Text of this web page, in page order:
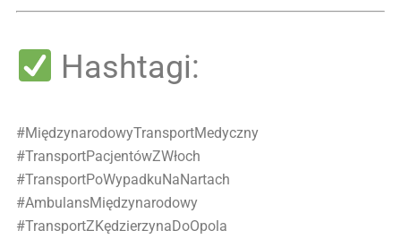
Hashtagi:
#MiędzynarodowyTransportMedyczny
#TransportPacjentówZWłoch
#TransportPoWypadkuNaNartach
#AmbulansMiędzynarodowy
#TransportZKędzierzynaDoOpola